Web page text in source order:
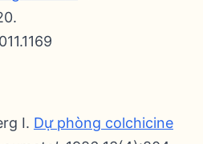
I. Dự phòng colchicine